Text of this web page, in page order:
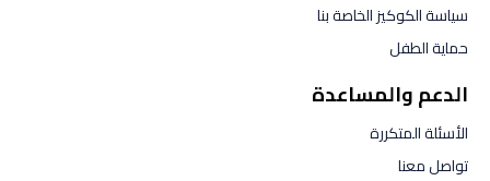
سياسة الكوكيز الخاصة بنا
حماية الطفل
الدعم والمساعدة
الأسئلة المتكررة
تواصل معنا